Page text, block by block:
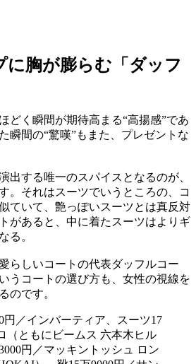
に胸が膨らむ「ダッフ
どく瞬間が期待高まる“高揚感”であ
瞬間の“驚嘆”もまた、プレゼントな
出する唯一のスパイスとなるのが、
。それはスーツでいうところの、コ
ていて、艶っぽいスーツとは真反対
があると、中に着たスーツはよりギ
る。
らしいコートの代表ダッフルコー
うコートの選び方も、女性の視線を
のです。